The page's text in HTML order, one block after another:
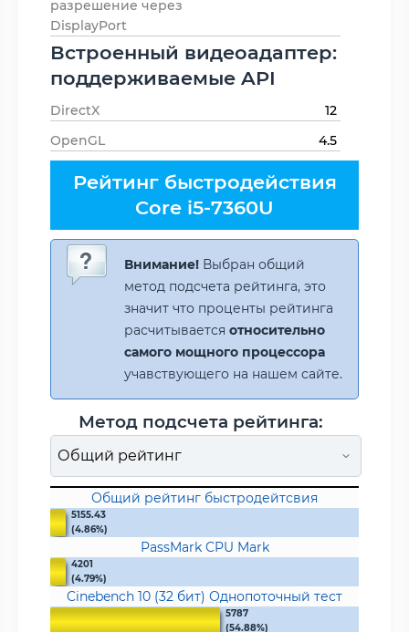
разрешение через
DisplayPort
Встроенный видеоадаптер:
поддерживаемые API
DirectX
12
OpenGL
4.5
Рейтинг быстродействия
Core i5-7360U
Внимание! Выбран общий
метод подсчета рейтинга, это
значит что проценты рейтинга
расчитывается относительно
самого мощного процессора
учавствующего на нашем сайте.
Метод подсчета рейтинга:
Общий рейтинг быстродейтсвия
5155.43
(4.86%)
PassMark CPU Mark
4201
(4.79%)
Cinebench 10 (32 бит) Однопоточный тест
5787
(54.88%)